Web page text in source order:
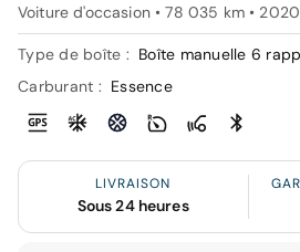
Voiture d'occasion • 78 035 km • 2020
Type de boîte : Boîte manuelle 6
Carburant : Essence
LIVRAISON
Sous 24 heures